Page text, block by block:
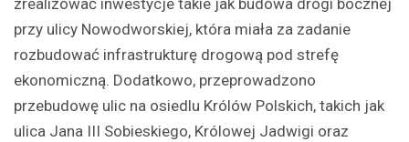
zrealizować inwestycje takie jak budowa drogi bocznej
przy ulicy Nowodworskiej, która miała za zadanie
rozbudować infrastrukturę drogową pod strefę
ekonomiczną. Dodatkowo, przeprowadzono
przebudowę ulic na osiedlu Królów Polskich, takich jak
ulica Jana III Sobieskiego, Królowej Jadwigi oraz